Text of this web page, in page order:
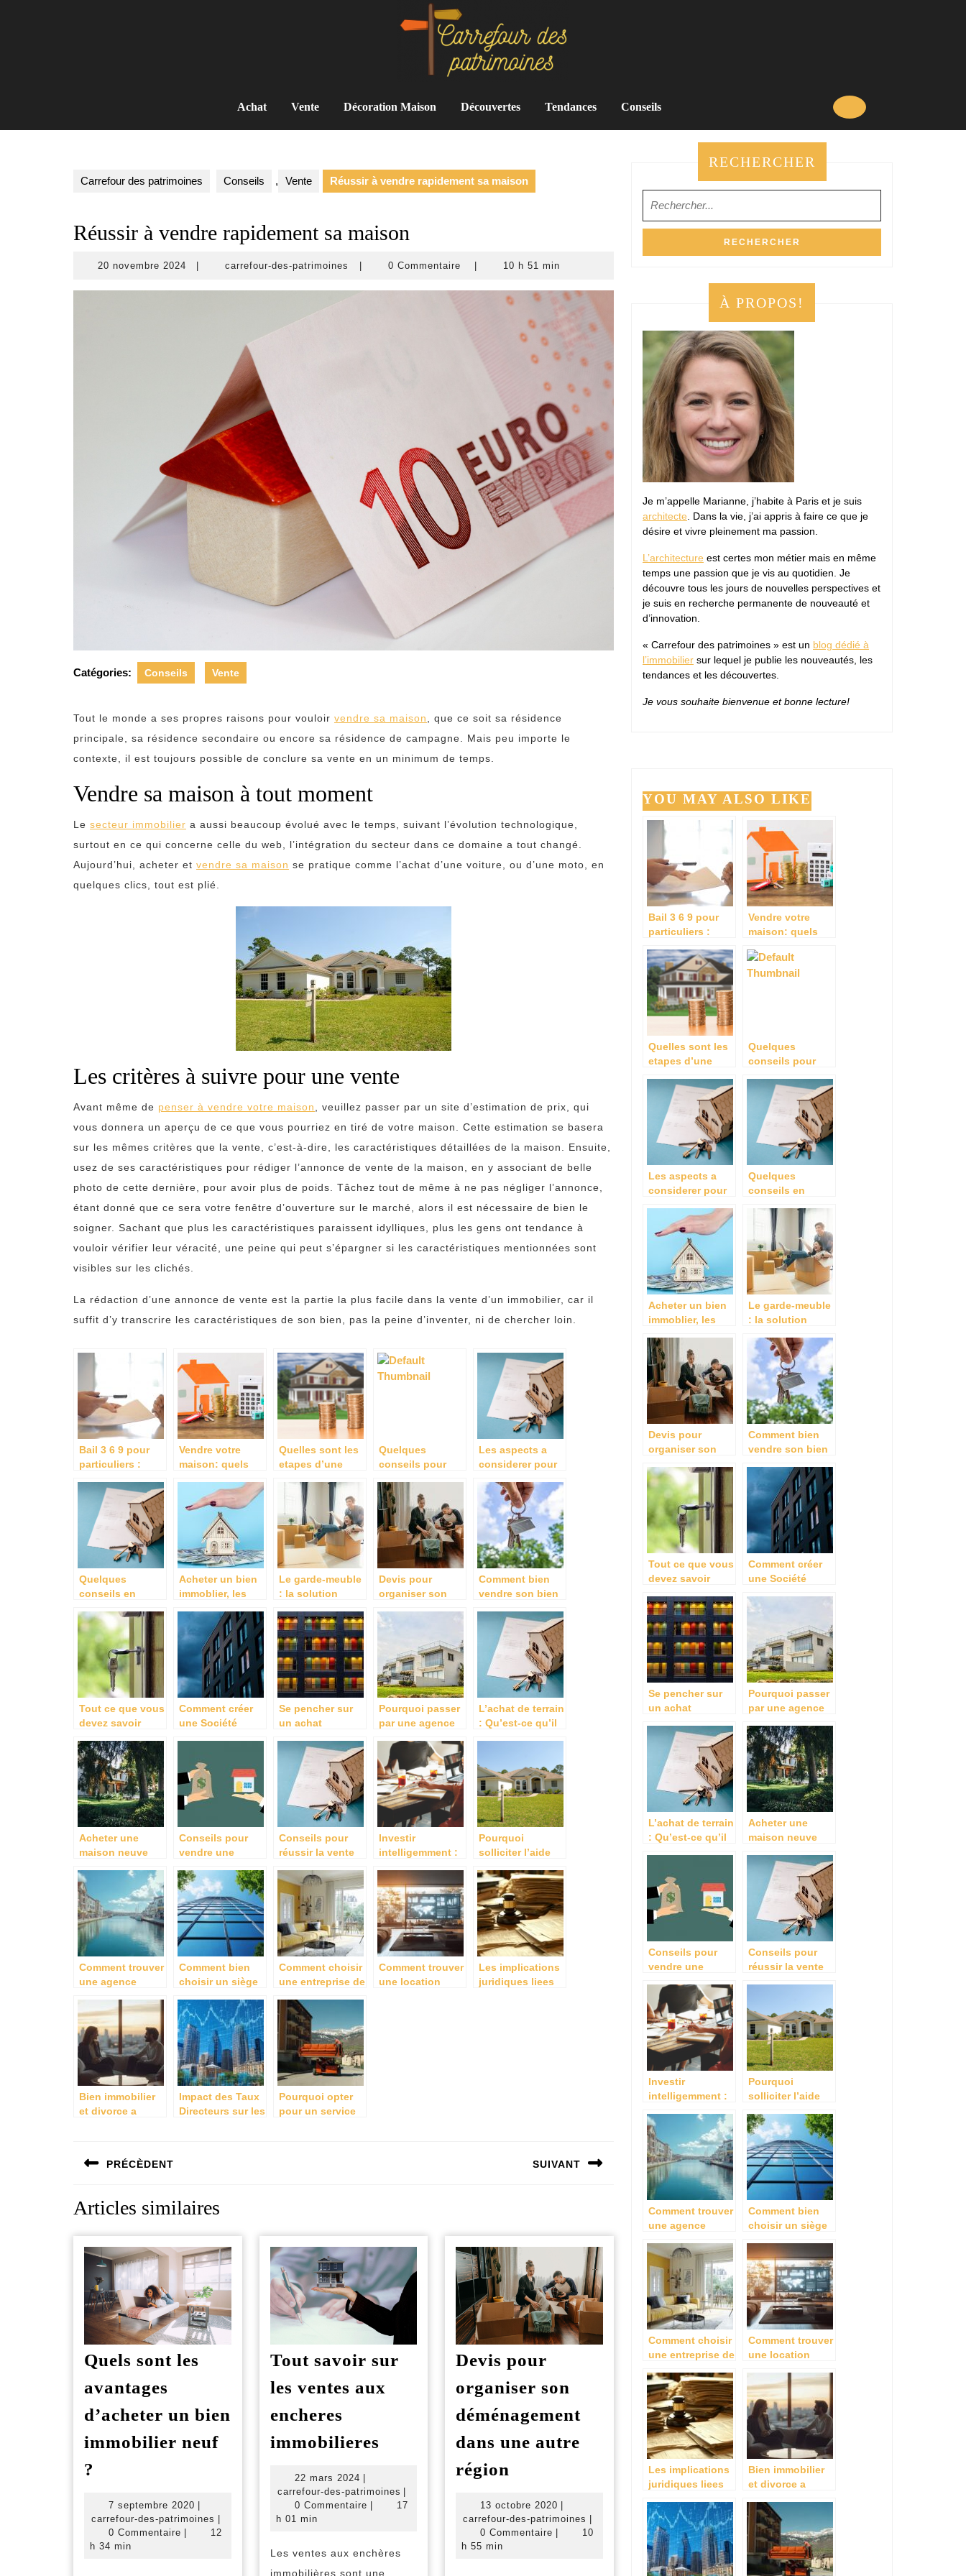
Achat Vente Décoration Maison Découvertes Tendances Conseils
Carrefour des patrimoines Conseils , Vente Réussir à vendre rapidement sa maison
Réussir à vendre rapidement sa maison
20 novembre 2024
20
2024
carrefour-des-patrimoines
carrefour-
patrimoines
0 Commentaire 10 h 51 min
Catégories: Conseils Vente
Tout le monde a ses propres raisons pour vouloir vendre sa maison
, que ce soit sa résidence
principale, sa résidence secondaire ou encore sa résidence de campagne. Mais peu importe le
contexte, il est toujours possible de conclure sa vente en un minimum de temps.
Vendre sa maison à tout moment
Le secteur immobilier a aussi beaucoup évolué avec le temps, suivant l’évolution technologique,
surtout en ce qui concerne celle du web, l’intégration du secteur dans ce domaine a tout changé.
Aujourd’hui, acheter et vendre sa maison se pratique comme l’achat d’une voiture, ou d’une moto, en
quelques clics, tout est plié.
Les critères à suivre pour une vente
Avant même de penser à vendre votre maison
, veuillez passer par un site d’estimation de prix, qui
vous donnera un aperçu de ce que vous pourriez en tiré de votre maison. Cette estimation se basera
sur les mêmes critères que la vente, c’est-à-dire, les caractéristiques détaillées de la maison. Ensuite,
usez de ses caractéristiques pour rédiger l’annonce de vente de la maison, en y associant de belle
photo de cette dernière, pour avoir plus de poids. Tâchez tout de même à ne pas négliger l’annonce,
étant donné que ce sera votre fenêtre d’ouverture sur le marché, alors il est nécessaire de bien le
soigner. Sachant que plus les caractéristiques paraissent idylliques, plus les gens ont tendance à
vouloir vérifier leur véracité, une peine qui peut s’épargner si les caractéristiques mentionnées sont
visibles sur les clichés.
La rédaction d’une annonce de vente est la partie la plus facile dans la vente d’un immobilier, car il
suffit d’y transcrire les caractéristiques de son bien, pas la peine d’inventer, ni de chercher loin.
Bail 3 6 9 pour
particuliers :
regles a
respecter ?
Vendre votre
maison: quels
diagnostics que
vous devez faire
en amont?
Quelles sont les
etapes d’une
immobiliere ?
Quelques
conseils pour
d’un bien
immobilier
Les aspects a
considerer pour
d’un bien
immobilier
Quelques
conseils en
diagnostic
immobilier
Acheter un bien
immoblier, les
Le garde-meuble
: la solution
Devis pour
organiser son
dans une autre
Comment bien
vendre son bien
Tout ce que vous
devez savoir
une maison
Comment créer
une Société
Se pencher sur
un achat
lieu d’une
location
Pourquoi passer
par une agence
vos ventes ou
vos achats ?
L’achat de terrain
: Qu’est-ce qu’il
Acheter une
maison neuve
faites appel a un
promoteur
immobilier
Conseils pour
vendre une
rapidement
Conseils pour
réussir la vente
Investir
intelligemment :
creation d’une
sci prospere
Pourquoi
solliciter l’aide
d’expertise
immobiliere
Comment trouver
une agence
confiance à
Lorient pour vos
projets
immobiliers ?
Comment bien
choisir un siège
SCI : options et
conseils
pratiques
Comment choisir
une entreprise de
Angers pour vos
projets de
rénovation ?
Comment trouver
une location
Les implications
juridiques liees
Bien immobilier
et divorce a
reussir la
Impact des Taux
Directeurs sur les
Pourquoi opter
pour un service
de
l’article
PRÉCÈDENT
post:
SUIVANT
Articles similaires
Quels sont les
avantages
d’acheter un bien
immobilier neuf
?
les
avantages
d’acheter
7 septembre 2020
septembre
2020
carrefour-des-patrimoines
0 Commentaire
12
h 34 min
Tout savoir sur
les ventes aux
encheres
immobilieres
les
22 mars 2024
mars
2024
|
carrefour-des-patrimoines
patrimoines
|
0 Commentaire |
17
h 01 min
Les ventes aux enchères
immobilières sont une
Devis pour
organiser son
déménagement
dans une autre
région
organiser
son
13 octobre 2020
octobre
2020
carrefour-des-patrimoines
patrimoines
0 Commentaire
10
h 55 min
RECHERCHER
for:
À PROPOS!
Je m’appelle Marianne, j’habite à Paris et je suis
architecte . Dans la vie, j’ai appris à faire ce que je
désire et vivre pleinement ma passion.
L’architecture est certes mon métier mais en même
temps une passion que je vis au quotidien. Je
découvre tous les jours de nouvelles perspectives et
je suis en recherche permanente de nouveauté et
d’innovation.
« Carrefour des patrimoines » est un blog dédié à
l’immobilier sur lequel je publie les nouveautés, les
tendances et les découvertes.
Je vous souhaite bienvenue et bonne lecture!
YOU MAY ALSO LIKE
Bail 3 6 9 pour
particuliers :
regles a
respecter ?
Vendre votre
maison: quels
diagnostics que
vous devez faire
Quelles sont les
etapes d’une
immobiliere ?
Quelques
conseils pour
d’un bien
immobilier
Les aspects a
considerer pour
d’un bien
immobilier
Quelques
conseils en
diagnostic
immobilier
Acheter un bien
immoblier, les
faire.
Le garde-meuble
: la solution
Devis pour
organiser son
dans une autre
région
Comment bien
vendre son bien
Tout ce que vous
devez savoir
une maison
Comment créer
une Société
immobilière (SCI)
Se pencher sur
un achat
lieu d’une
location
Pourquoi passer
par une agence
vos ventes ou
vos achats ?
L’achat de terrain
: Qu’est-ce qu’il
Acheter une
maison neuve
faites appel a un
promoteur
immobilier
Conseils pour
vendre une
rapidement
Conseils pour
réussir la vente
Investir
intelligemment :
creation d’une
sci prospere
Pourquoi
solliciter l’aide
d’expertise
immobiliere
Comment trouver
une agence
confiance à
Lorient pour vos
projets
immobiliers ?
Comment bien
choisir un siège
SCI : options et
conseils
pratiques
Comment choisir
une entreprise de
Angers pour vos
projets de
rénovation ?
Comment trouver
une location
d’agence grace a
la mise en
relation inverse
Les implications
juridiques liees
des conditions
de droit du bail :
activation de la
clause
resolutoire
Bien immobilier
et divorce a
etapes
essentielles pour
reussir la
separation